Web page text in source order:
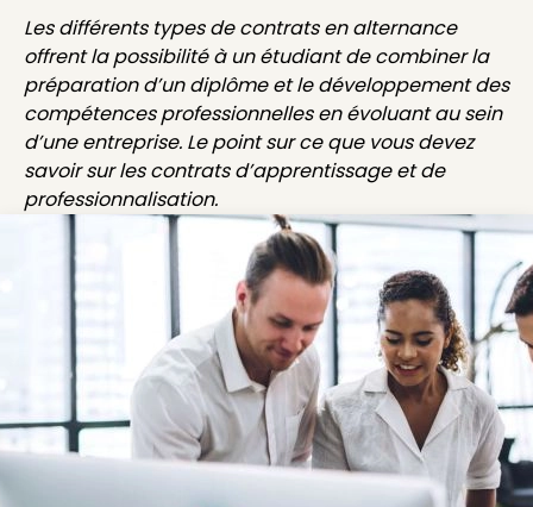
Les différents types de contrats en alternance
offrent la possibilité à un étudiant de combiner la
préparation d’un diplôme et le développement des
compétences professionnelles en évoluant au sein
d’une entreprise. Le point sur ce que vous devez
savoir sur les contrats d’apprentissage et de
professionnalisation.